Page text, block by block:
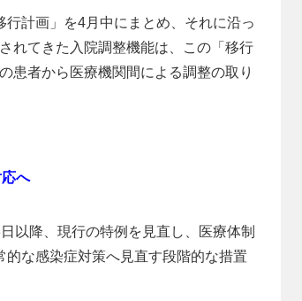
計画」を4月中にまとめ、それに沿っ
れてきた入院調整機能は、この「移行
患者から医療機関間による調整の取り
へ
以降、現行の特例を見直し、医療体制
な感染症対策へ見直す段階的な措置